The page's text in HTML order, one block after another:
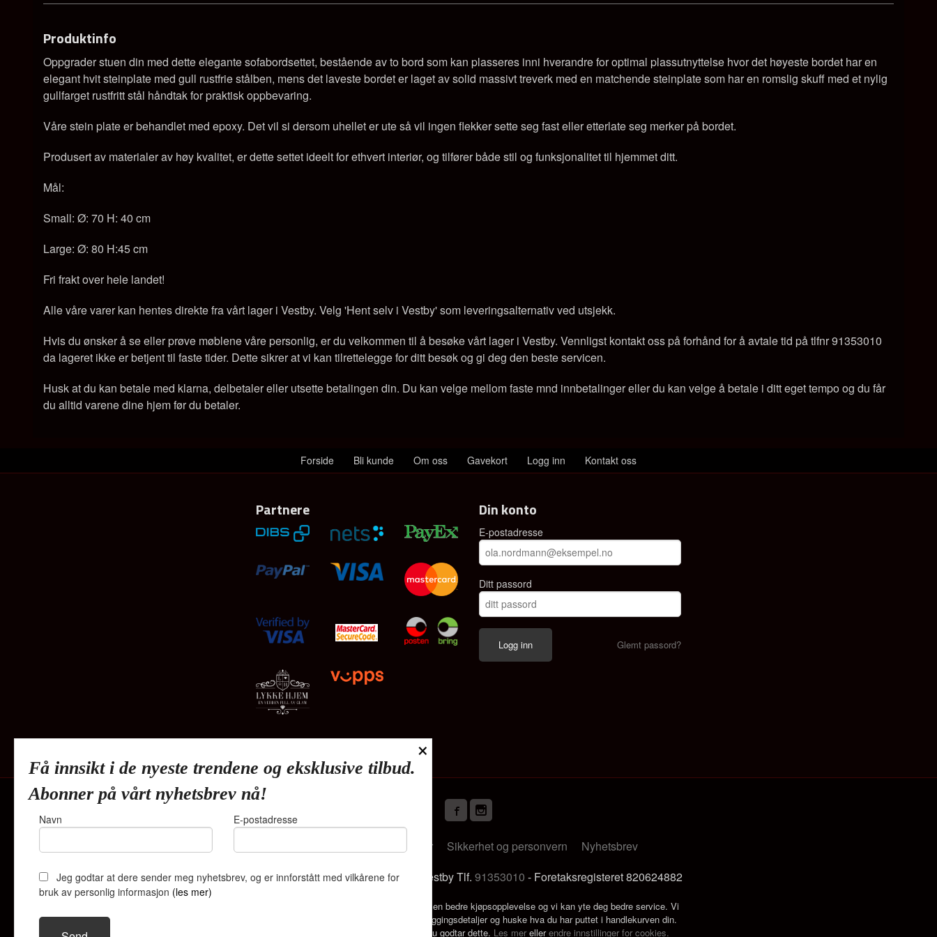
Produktinfo
Oppgrader stuen din med dette elegante sofabordsettet, bestående av to bord som kan plasseres inni hverandre for optimal plassutnyttelse hvor det høyeste bordet har en
elegant hvit steinplate med gull rustfrie stålben, mens det laveste bordet er laget av solid massivt treverk med en matchende steinplate som har en romslig skuff med et nylig
gullfarget rustfritt stål håndtak for praktisk oppbevaring.
Våre stein plate er behandlet med epoxy. Det vil si dersom uhellet er ute så vil ingen flekker sette seg fast eller etterlate seg merker på bordet.
Produsert av materialer av høy kvalitet, er dette settet ideelt for ethvert interiør, og tilfører både stil og funksjonalitet til hjemmet ditt.
Mål:
Small: Ø: 70 H: 40 cm
Large: Ø: 80 H:45 cm
Fri frakt over hele landet!
Alle våre varer kan hentes direkte fra vårt lager i Vestby. Velg 'Hent selv i Vestby' som leveringsalternativ ved utsjekk.
Hvis du ønsker å se eller prøve møblene våre personlig, er du velkommen til å besøke vårt lager i Vestby. Vennligst kontakt oss på forhånd for å avtale tid på tlfnr 91353010
da lageret ikke er betjent til faste tider. Dette sikrer at vi kan tilrettelegge for ditt besøk og gi deg den beste servicen.
Husk at du kan betale med klarna, delbetaler eller utsette betalingen din. Du kan velge mellom faste mnd innbetalinger eller du kan velge å betale i ditt eget tempo og du får
du alltid varene dine hjem før du betaler.
Forside Bli kunde Om oss Gavekort Logg inn Kontakt oss
Partnere Din konto
E-postadresse
Ditt passord
Glemt passord?
Kjøpsbetingelser Sikkerhet og personvern
Nyhetsbrev
Lykkehjem As Deliveien 19 1540 Vestby Tlf. 91353010 - Foretaksregisteret 820624882
Vår nettbutikk bruker cookies slik at du får en bedre kjøpsopplevelse og vi kan yte deg bedre service. Vi
bruker cookies hovedsaklig til å lagre innloggingsdetaljer og huske hva du har puttet i handlekurven din.
Fortsett å bruke siden som normalt om du godtar dette. Les mer ellerendre innstillinger for cookies.
×
Få innsikt i de nyeste trendene og eksklusive tilbud.
Abonner på vårt nyhetsbrev nå!
Navn E-postadresse
Jeg godtar at dere sender meg nyhetsbrev, og er innforstått med vilkårene for
bruk av personlig informasjon (les mer)